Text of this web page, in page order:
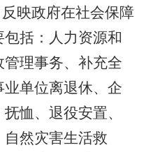
反映政府在社会保障
括：人力资源和
理事务、补充全
单位离退休、企
恤、退役安置、
然灾害生活救